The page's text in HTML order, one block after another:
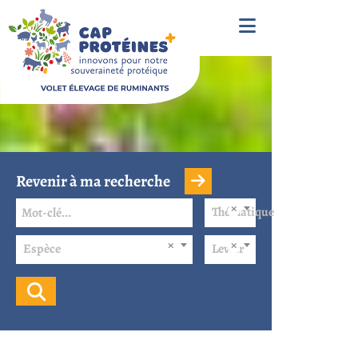
Revenir à ma recherche
Thématique
Espèce Levier